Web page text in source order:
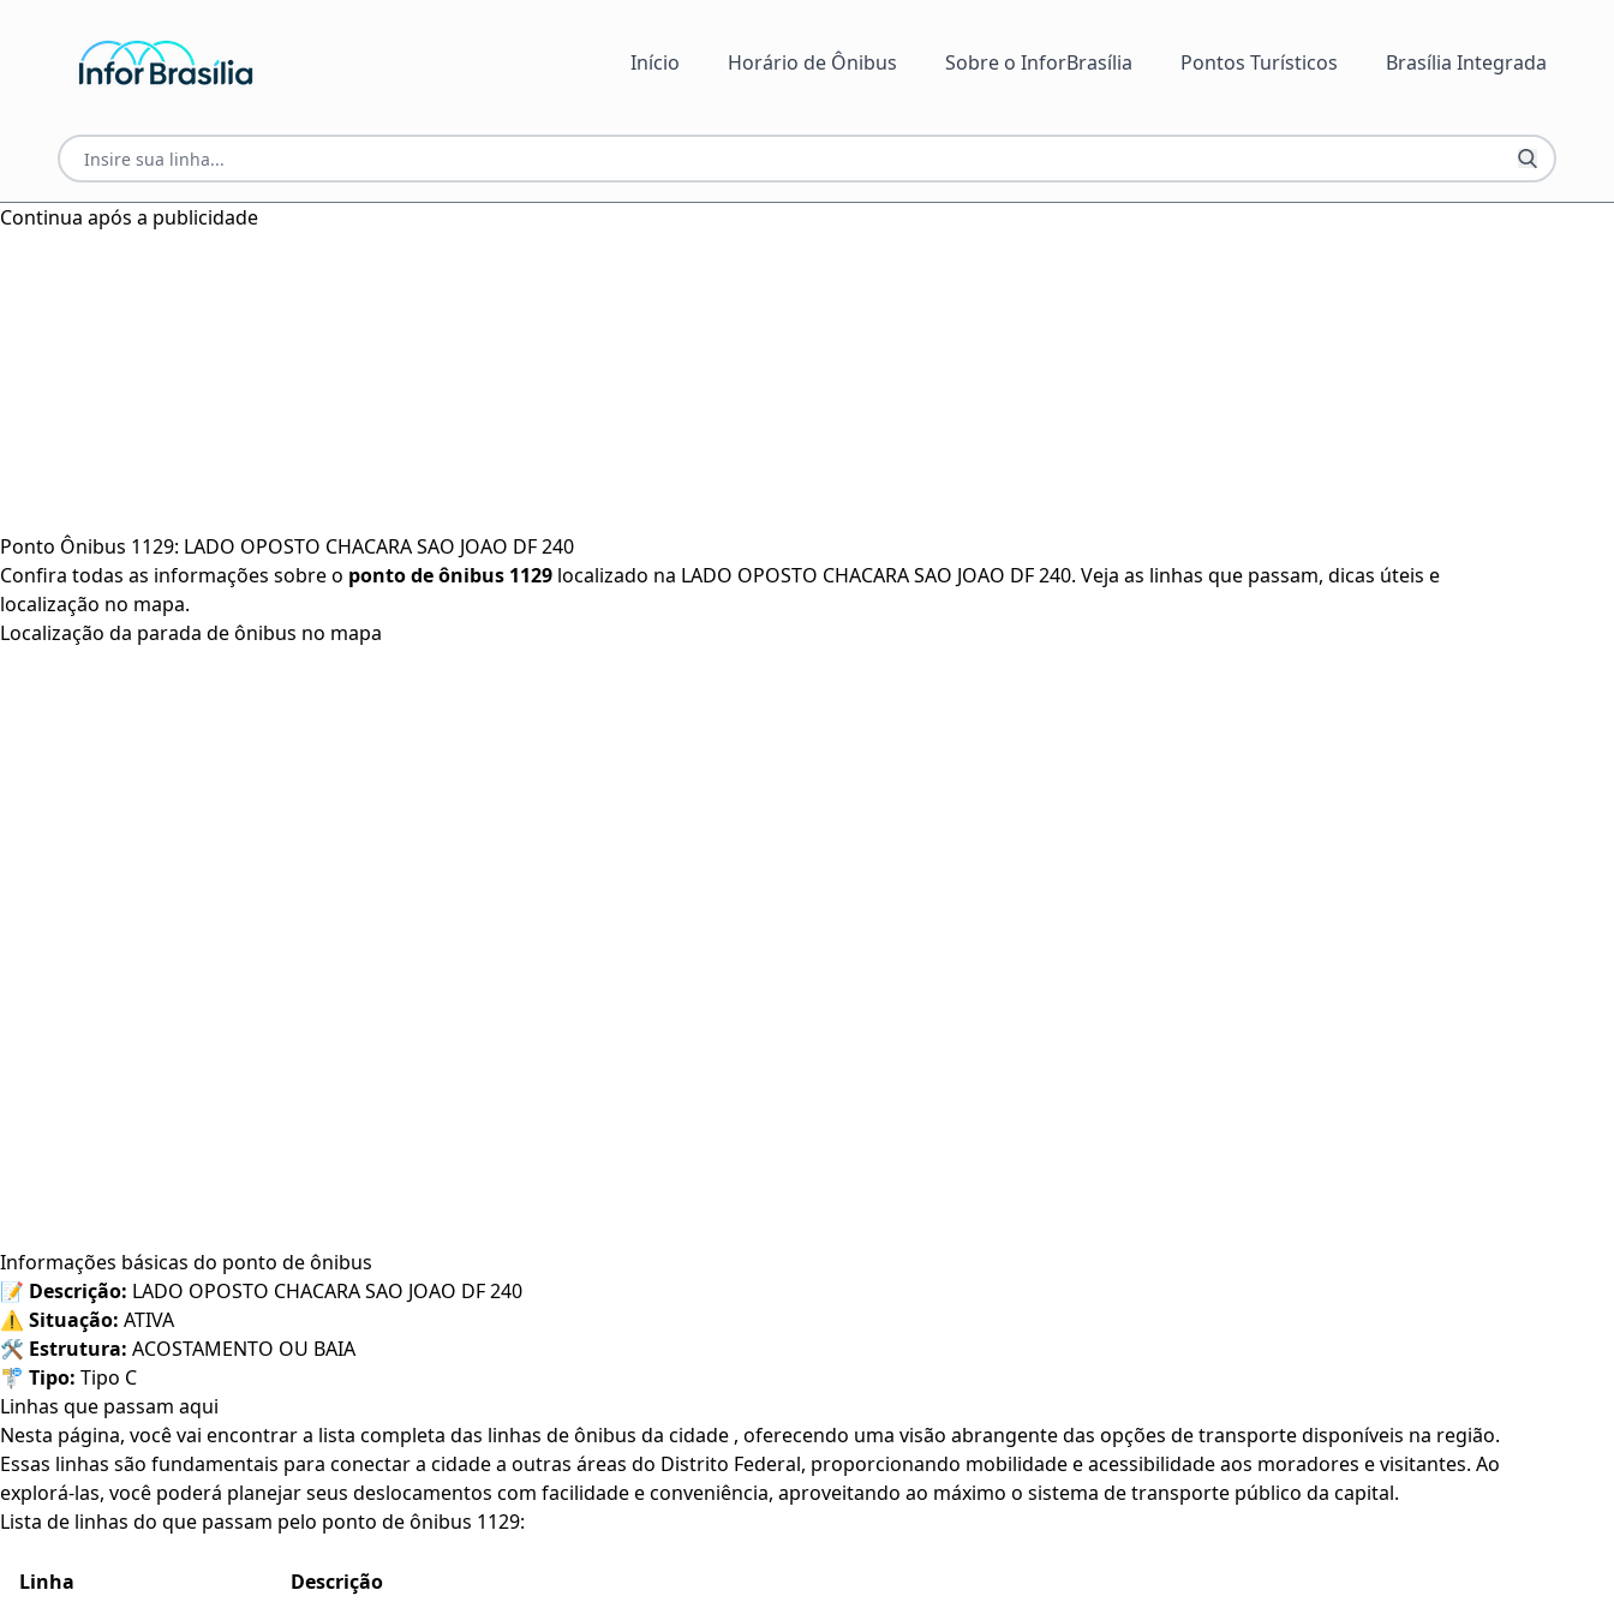
Início Horário de Ônibus Sobre o InforBrasília Pontos Turísticos Brasília Integrada
Continua após a publicidade
Ponto Ônibus 1129: LADO OPOSTO CHACARA SAO JOAO DF 240
Confira todas as informações sobre o ponto de ônibus 1129 localizado na LADO OPOSTO CHACARA SAO JOAO DF 240. Veja as linhas que passam, dicas úteis e
localização no mapa.
Localização da parada de ônibus no mapa
Informações básicas do ponto de ônibus
📝 Descrição: LADO OPOSTO CHACARA SAO JOAO DF 240
⚠️ Situação: ATIVA
🛠️ Estrutura: ACOSTAMENTO OU BAIA
🚏 Tipo: Tipo C
Linhas que passam aqui
Nesta página, você vai encontrar a lista completa das linhas de ônibus da cidade , oferecendo uma visão abrangente das opções de transporte disponíveis na região.
Essas linhas são fundamentais para conectar a cidade a outras áreas do Distrito Federal, proporcionando mobilidade e acessibilidade aos moradores e visitantes. Ao
explorá-las, você poderá planejar seus deslocamentos com facilidade e conveniência, aproveitando ao máximo o sistema de transporte público da capital.
Lista de linhas do que passam pelo ponto de ônibus 1129:
Linha Descrição